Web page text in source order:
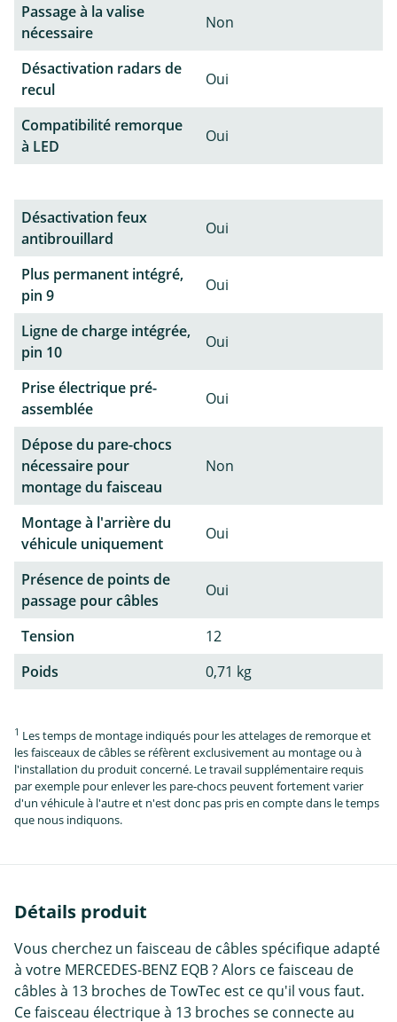
Passage à la valise
nécessaire
Non
Désactivation radars de
recul
Oui
Compatibilité remorque
à LED
Oui
Désactivation feux
antibrouillard
Oui
Plus permanent intégré,
pin 9
Oui
Ligne de charge intégrée,
pin 10
Oui
Prise électrique pré-
assemblée
Oui
Dépose du pare-chocs
nécessaire pour
montage du faisceau
Non
Montage à l'arrière du
véhicule uniquement
Oui
Présence de points de
passage pour câbles
Oui
Tension
12
Poids
0,71 kg
1 Les temps de montage indiqués pour les attelages de remorque et
les faisceaux de câbles se réfèrent exclusivement au montage ou à
l'installation du produit concerné. Le travail supplémentaire requis
par exemple pour enlever les pare-chocs peuvent fortement varier
d'un véhicule à l'autre et n'est donc pas pris en compte dans le temps
que nous indiquons.
Détails produit
Vous cherchez un faisceau de câbles spécifique adapté
à votre MERCEDES-BENZ EQB ? Alors ce faisceau de
câbles à 13 broches de TowTec est ce qu'il vous faut.
Ce faisceau électrique à 13 broches se connecte au